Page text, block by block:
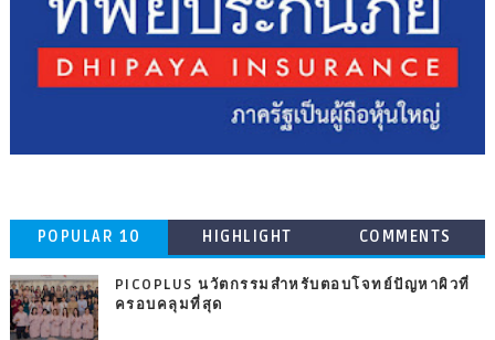
POPULAR 10 HIGHLIGHT COMMENTS
PICOPLUS นวัตกรรมสำหรับตอบโจทย์ปัญหาผิวที่
ครอบคลุมที่สุด